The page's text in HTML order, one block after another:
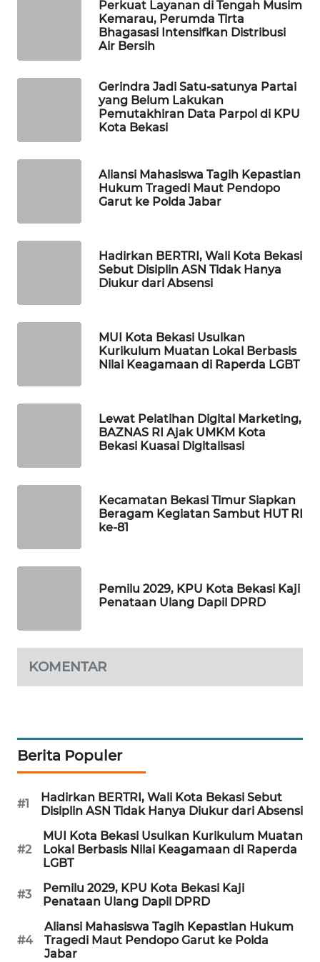
Perkuat Layanan di Tengah Musim
Kemarau, Perumda Tirta
Bhagasasi Intensifkan Distribusi
Air Bersih
Gerindra Jadi Satu-satunya Partai
yang Belum Lakukan
Pemutakhiran Data Parpol di KPU
Kota Bekasi
Aliansi Mahasiswa Tagih Kepastian
Hukum Tragedi Maut Pendopo
Garut ke Polda Jabar
Hadirkan BERTRI, Wali Kota Bekasi
Sebut Disiplin ASN Tidak Hanya
Diukur dari Absensi
MUI Kota Bekasi Usulkan
Kurikulum Muatan Lokal Berbasis
Nilai Keagamaan di Raperda LGBT
Lewat Pelatihan Digital Marketing,
BAZNAS RI Ajak UMKM Kota
Bekasi Kuasai Digitalisasi
Kecamatan Bekasi Timur Siapkan
Beragam Kegiatan Sambut HUT RI
ke-81
Pemilu 2029, KPU Kota Bekasi Kaji
Penataan Ulang Dapil DPRD
KOMENTAR
Berita Populer
#1
Hadirkan BERTRI, Wali Kota Bekasi Sebut
Disiplin ASN Tidak Hanya Diukur dari Absensi
#2
MUI Kota Bekasi Usulkan Kurikulum Muatan
Lokal Berbasis Nilai Keagamaan di Raperda
LGBT
#3
Pemilu 2029, KPU Kota Bekasi Kaji
Penataan Ulang Dapil DPRD
#4
Aliansi Mahasiswa Tagih Kepastian Hukum
Tragedi Maut Pendopo Garut ke Polda
Jabar
METRO
METRO
JAKARTA
NEWS
NEWS
CILEUNGSI
BERAMPU
NEWS
ID
PERAPKI
NEWS